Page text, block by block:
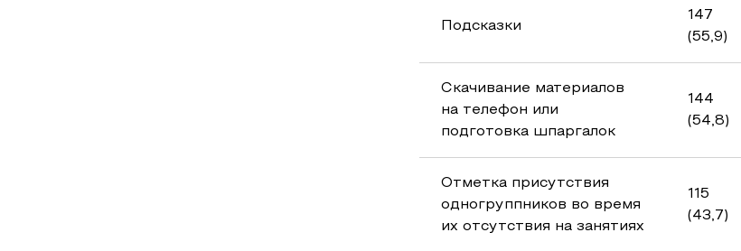
Подсказки
147
(55,9)
Скачивание материалов
на телефон или
подготовка шпаргалок
144
(54,8)
Отметка присутствия
одногруппников во время
их отсутствия на занятиях
115
(43,7)